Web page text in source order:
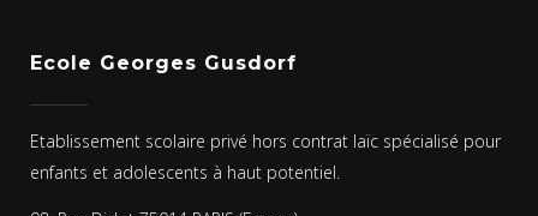
Ecole Georges Gusdorf
Etablissement scolaire privé hors contrat laïc spécialisé pour
enfants et adolescents à haut potentiel.